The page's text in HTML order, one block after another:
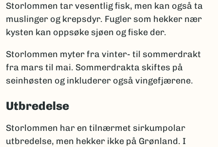
Storlommen tar vesentlig fisk, men kan også ta
muslinger og krepsdyr. Fugler som hekker nær
kysten kan oppsøke sjøen og fiske der.
Storlommen myter fra vinter- til sommerdrakt
fra mars til mai. Sommerdrakta skiftes på
seinhøsten og inkluderer også vingefjærene.
Utbredelse
Storlommen har en tilnærmet sirkumpolar
utbredelse, men hekker ikke på Grønland. I